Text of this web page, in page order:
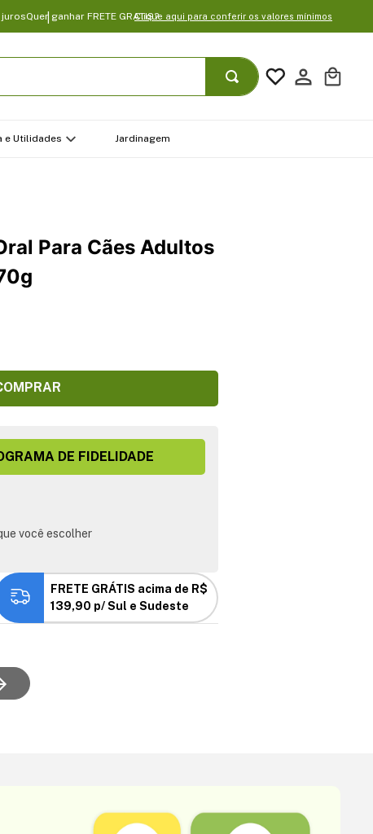
jurosQuer ganhar FRETE GRATIS?Clique aqui para conferir os valores mínimos
e Utilidades Jardinagem
Para Cães Adultos
DE FIDELIDADE
você escolher
FRETE GRÁTIS acima de R$
139,90 p/ Sul e Sudeste